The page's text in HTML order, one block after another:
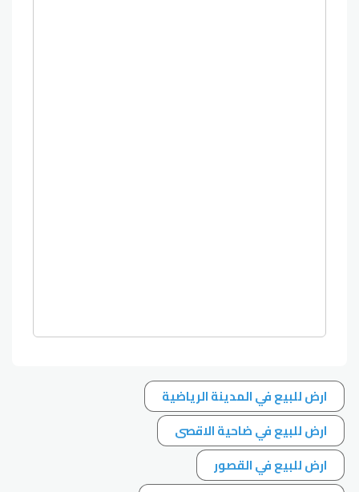
ارض للبيع في المدينة الرياضية
ارض للبيع في ضاحية الاقصى
ارض للبيع في القصور